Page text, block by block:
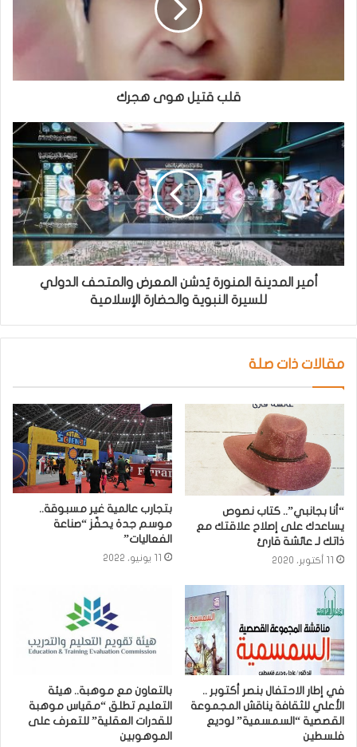
قلب قتيل هوى هجرك
أمير المدينة المنورة يُدشن المعرض والمتحف الدولي
للسيرة النبوية والحضارة الإسلامية
مقالات ذات صلة
“أنا بجانبي”.. كتاب نصوص
يساعدك على إصلاح علاقتك مع
ذاتك لـ عائشة قارئ
11 أكتوبر، 2020
بتجارب عالمية غير مسبوقة..
موسم جدة يحفّز “صناعة
الفعاليات”
في إطار الاحتفال بنصر أكتوبر ..
الأعلي للثقافة يناقش المجموعة
القصصية “السمسمية” لوديع
فلسطين
بالتعاون مع موهبة.. هيئة
التعليم تطلق “مقياس موهبة
للقدرات العقلية” للتعرف على
الموهوبين